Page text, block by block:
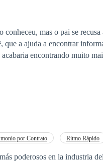
conheceu, mas o pai se
a ajuda a encontrar
encontrando muito
por Contrato Ritmo Rápido
poderosos en la industria